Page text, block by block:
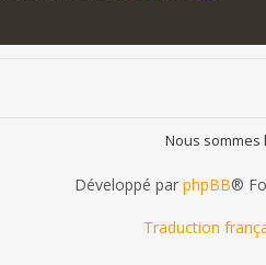
Nous sommes
Développé par phpBB®
Traduction